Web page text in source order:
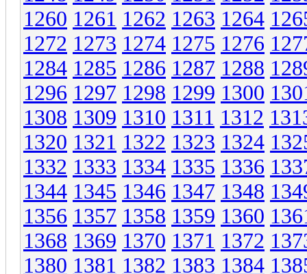
1260 1261 1262 1263 1264
1272 1273 1274 1275 1276
1284 1285 1286 1287 1288
1296 1297 1298 1299 1300
1308 1309 1310 1311 1312
1320 1321 1322 1323 1324
1332 1333 1334 1335 1336
1344 1345 1346 1347 1348
1356 1357 1358 1359 1360
1368 1369 1370 1371 1372
1380 1381 1382 1383 1384